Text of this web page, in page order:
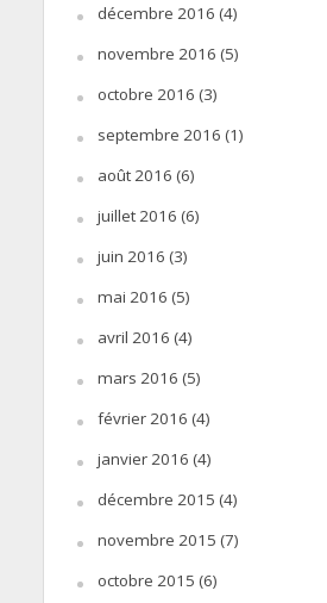
décembre 2016 (4)
novembre 2016 (5)
octobre 2016 (3)
septembre 2016 (1)
août 2016 (6)
juillet 2016 (6)
juin 2016 (3)
mai 2016 (5)
avril 2016 (4)
mars 2016 (5)
février 2016 (4)
janvier 2016 (4)
décembre 2015 (4)
novembre 2015 (7)
octobre 2015 (6)